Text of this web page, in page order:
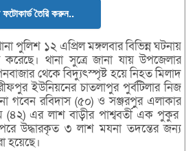
তৈরি করুন..
পুলিশ ১২ এপ্রিল মঙ্গলবার বিভিন্ন ঘটনায়
থানা সুত্রে জানা যায় উপজেলার
থেকে বিদ্যুৎস্পৃষ্ট হয়ে নিহত মিলাদ
ইউনিয়নের চাতলাপুর পুর্বটিলার নিজ
গবেন রবিদাস (৫০) ও সঞ্জরপুর এলাকার
(৪২) এর লাশ বাড়ীর পাশ্ববর্তী এক পুকুর
উদ্ধারকৃত ৩ লাশ মযনা তদন্তের জন্য
হয়েছে।